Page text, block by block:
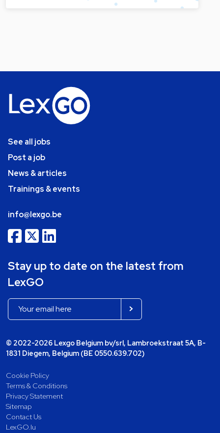
See all jobs
Post a job
News & articles
Trainings & events
info@lexgo.be
Stay up to date on the latest from
LexGO
© 2022-2026 Lexgo Belgium bv/srl, Lambroekstraat 5A, B-
1831 Diegem, Belgium (BE 0550.639.702)
Cookie Policy
Terms & Conditions
Privacy Statement
Sitemap
Contact Us
LexGO.lu